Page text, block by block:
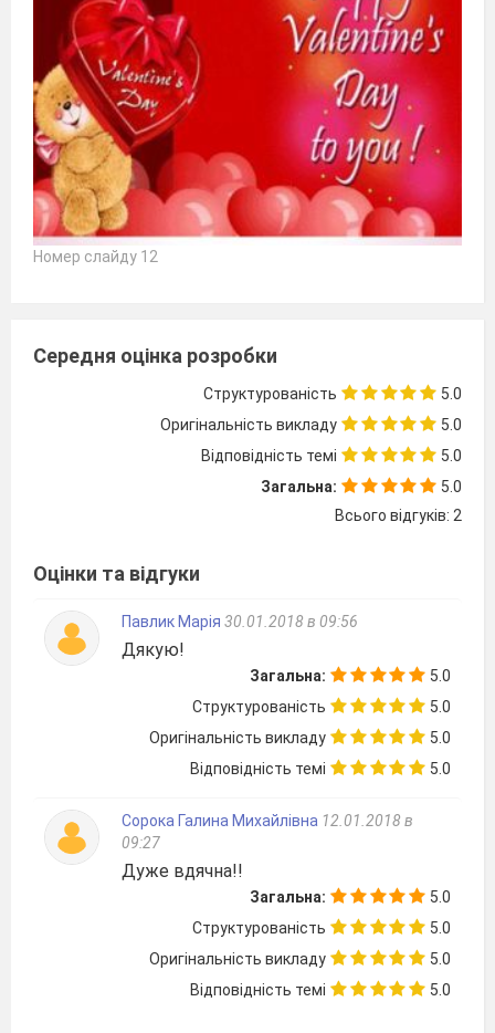
Номер слайду 12
Середня оцінка розробки
Структурованість
5.0
Оригінальність викладу
5.0
Відповідність темі
5.0
Загальна:
5.0
Всього відгуків: 2
Оцінки та відгуки
Павлик Марія 30.01.2018 в 09:56
Дякую!
Загальна:
5.0
Структурованість
5.0
Оригінальність викладу
5.0
Відповідність темі
5.0
Сорока Галина Михайлівна 12.01.2018 в
09:27
Дуже вдячна!!
Загальна:
5.0
Структурованість
5.0
Оригінальність викладу
5.0
Відповідність темі
5.0